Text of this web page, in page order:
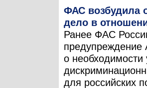
ФАС возбудила
дело в
Ранее ФАС
предупреждение
о необходимости
для российских